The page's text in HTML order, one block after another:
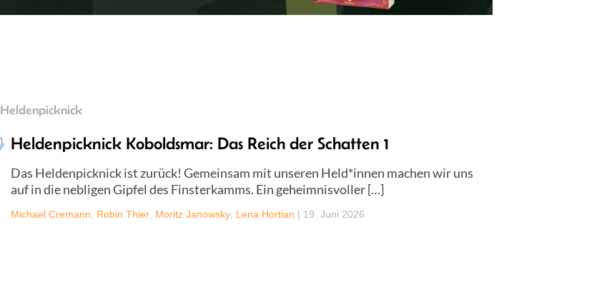
Heldenpicknick
Heldenpicknick Koboldsmar: Das Reich der Schatten 1
Das Heldenpicknick ist zurück! Gemeinsam mit unseren Held*innen machen wir uns
auf in die nebligen Gipfel des Finsterkamms. Ein geheimnisvoller […]
Michael Cremann Robin Thier Moritz Janowsky Lena Hortian | 19. Juni 2026